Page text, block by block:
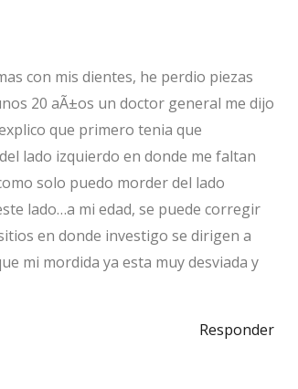
con mis dientes, he perdio piezas
20 aÃ±os un doctor general me dijo
que primero tenia que
lado izquierdo en donde me faltan
solo puedo morder del lado
lado…a mi edad, se puede corregir
en donde investigo se dirigen a
mi mordida ya esta muy desviada y
Responder